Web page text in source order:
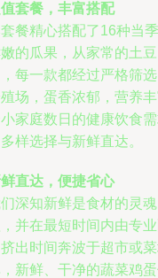
套餐，丰富搭配
餐精心搭配了16种当
的瓜果，从家常的土
每一款都经过严格筛
场，蛋香浓郁，营养
家庭数日的健康饮食
样选择与新鲜直达。
直达，便捷省心
深知新鲜是食材的灵
并在最短时间内由专
出时间奔波于超市或
新鲜、干净的蔬菜鸡